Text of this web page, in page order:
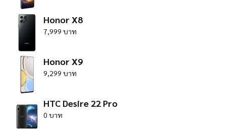
Honor X8
7,999 บาท
Honor X9
9,299 บาท
HTC Desire 22 Pro
0 บาท